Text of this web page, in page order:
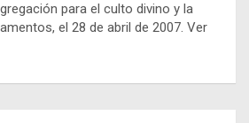
para el culto divino y la
el 28 de abril de 2007. Ver